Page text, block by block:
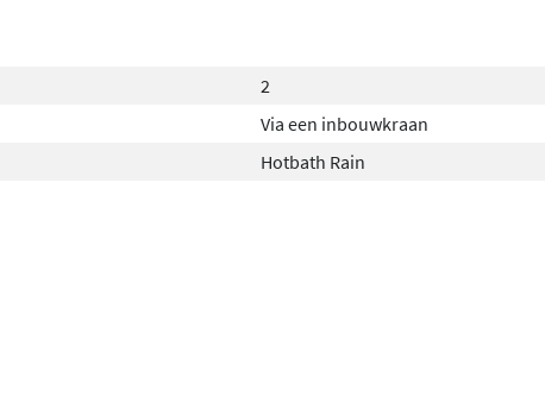
2
Via een inbouwkraan
Hotbath Rain